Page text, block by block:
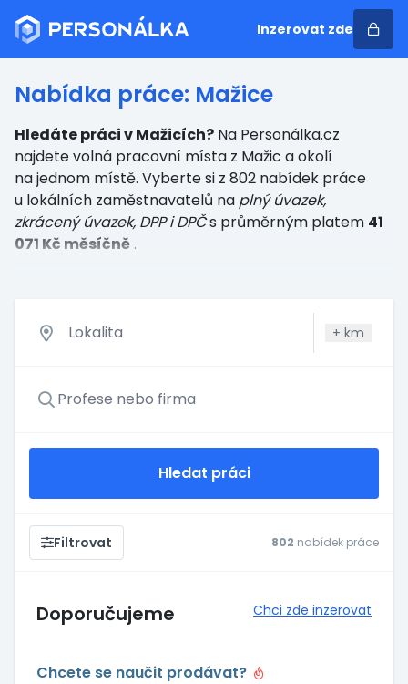
Inzerovat zde
Nabídka práce: Mažice
Hledáte práci v Mažicích? Na Personálka.cz
najdete volná pracovní místa z Mažic a okolí
na jednom místě. Vyberte si z 802 nabídek práce
u lokálních zaměstnavatelů na plný úvazek,
zkrácený úvazek, DPP i DPČs průměrným platem 41
071 Kč měsíčně .
+ km
Hledat práci
Filtrovat 802 nabídek práce
Doporučujeme Chci zde inzerovat
Chcete se naučit prodávat?